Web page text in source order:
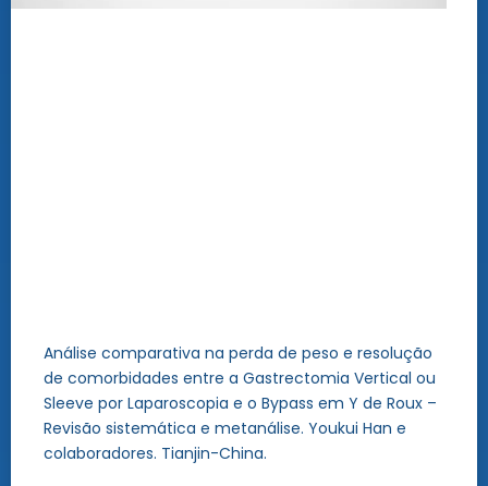
Análise comparativa na perda de peso e resolução
de comorbidades entre a Gastrectomia Vertical ou
Sleeve por Laparoscopia e o Bypass em Y de Roux –
Revisão sistemática e metanálise. Youkui Han e
colaboradores. Tianjin-China.